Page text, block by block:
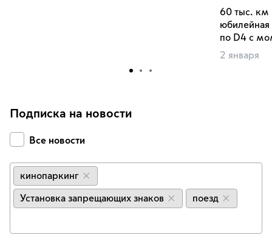
60 тыс. км
юбилейная
по D4 с
2 января
Подписка на новости
Все новости
кинопаркинг
Установка запрещающих знаков поезд